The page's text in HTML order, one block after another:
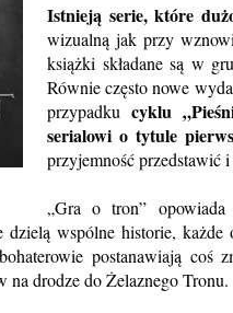
Istnieją serie, które
wizualną jak przy
książki składane są w
Równie często nowe
przypadkucyklu
serialowi o tytule
przyjemność przedstawić
„Gra o tron” opowiada
dzielą wspólne historie,
postanawiają
na drodze do Żelaznego Tronu.